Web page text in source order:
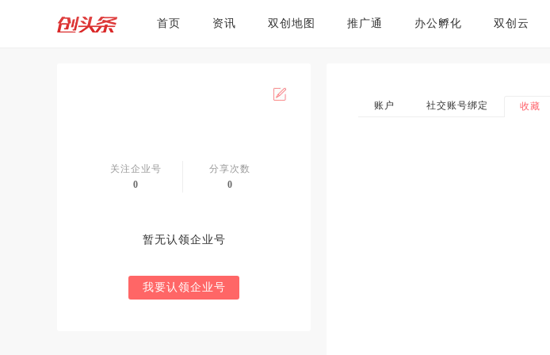
首页 资讯 双创地图 推广通 办公孵化 双创云
关注企业号
0
分享次数
0
暂无认领企业号
我要认领企业号
账户 社交账号绑定 收藏